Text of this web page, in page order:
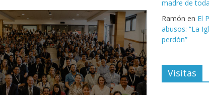
madre de
Ramón en El
abusos: “La
perdón”
Visitas